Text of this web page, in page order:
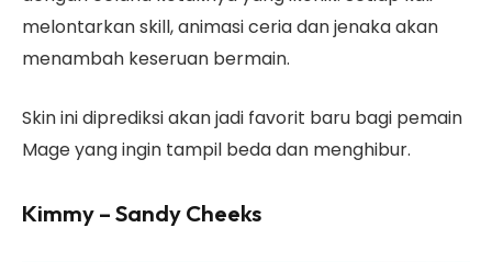
melontarkan skill, animasi ceria dan jenaka akan
menambah keseruan bermain.
Skin ini diprediksi akan jadi favorit baru bagi pemain
Mage yang ingin tampil beda dan menghibur.
Kimmy – Sandy Cheeks